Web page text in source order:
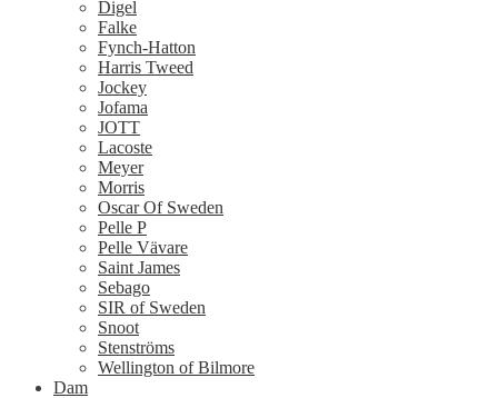
Digel
Falke
Fynch-Hatton
Harris Tweed
Jockey
Jofama
JOTT
Lacoste
Meyer
Morris
Oscar Of Sweden
Pelle P
Pelle Vävare
Saint James
Sebago
SIR of Sweden
Snoot
Stenströms
Wellington of Bilmore
Dam